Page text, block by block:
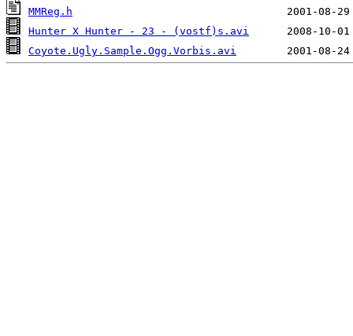
MMReg.h
Hunter X Hunter - 23 - (vostf)s.avi
Coyote.Ugly.Sample.Ogg.Vorbis.avi